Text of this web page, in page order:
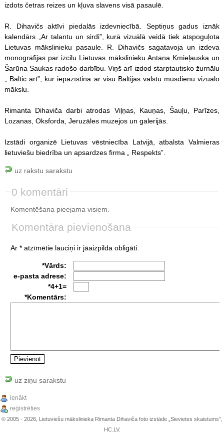
izdots četras reizes un kļuva slavens visā pasaulē.
R. Dihavičs aktīvi piedalās izdevniecībā. Septiņus gadus iznāk
kalendārs „Ar talantu un sirdi”, kurā vizuālā veidā tiek atspoguļota
Lietuvas mākslinieku pasaule. R. Dihavičs sagatavoja un izdeva
monogrāfijas par izcilu Lietuvas mākslinieku Antana Kmieļauska un
Šarūna Saukas radošo darbību. Viņš arī izdod starptautisko žurnālu
„ Baltic art”, kur iepazīstina ar visu Baltijas valstu mūsdienu vizuālo
mākslu.
Rimanta Dihaviča darbi atrodas Viļņas, Kauņas, Šauļu, Parīzes,
Lozanas, Oksforda, Jeruzāles muzejos un galerijās.
Izstādi organizē Lietuvas vēstniecība Latvijā, atbalsta Valmieras
lietuviešu biedrība un apsardzes firma „ Respekts”.
uz rakstu sarakstu
0 komentāri
Komentēšana pieejama visiem.
Komentāra pievienošana
Ar * atzīmētie lauciņi ir jāaizpilda obligāti.
*Vārds:
e-pasta adrese:
*4+1=
*Komentārs:
uz ziņu sarakstu
ienākt
reģistrēties
© 2005 - 2026, Lietuviešu mākslinieka Rimanta Dihaviča foto izstāde „Sievietes skaistums”,
HC.LV.